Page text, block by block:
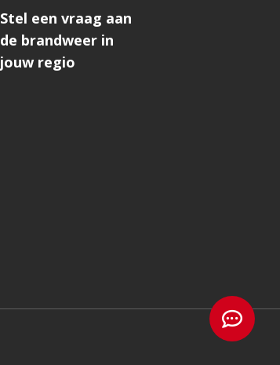
Stel een vraag aan
de brandweer in
jouw regio